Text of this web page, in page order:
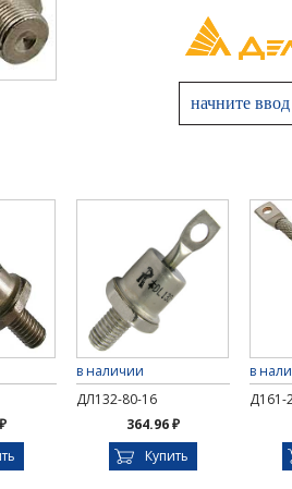
в наличии
ДЛ132-80-16
364.96 ₽
Купить
в
Д161-